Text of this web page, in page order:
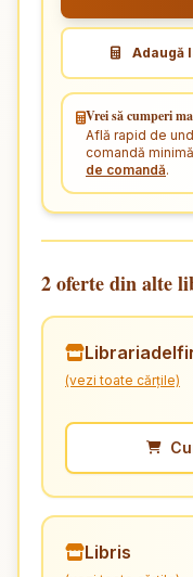
Adaugă
Vrei să cumperi
Află rapid de
comandă
de comandă.
2 oferte din alte
(vezi toate cărțile)
Libris